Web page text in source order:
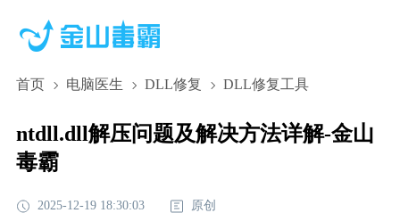
首页 电脑医生 DLL修复 DLL修复工具
ntdll.dll解压问题及解决方法详解-金山
毒霸
2025-12-19 18:30:03 原创